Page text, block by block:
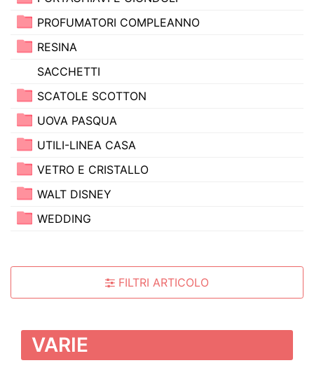
PROFUMATORI COMPLEANNO
RESINA
SACCHETTI
SCATOLE SCOTTON
UOVA PASQUA
UTILI-LINEA CASA
VETRO E CRISTALLO
WALT DISNEY
WEDDING
FILTRI ARTICOLO
VARIE